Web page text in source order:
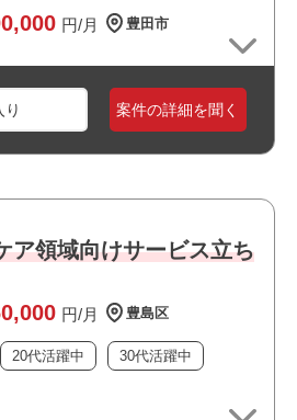
円/月 豊田市
案件の詳細を聞く
ア領域向けサービス立ち
円/月 豊島区
20代活躍中 30代活躍中
スに関われます
スに関われます
連業務の経験（3年以上）
験
ト
可能です